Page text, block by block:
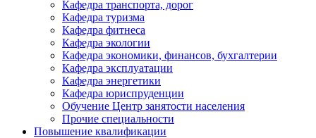
Кафедра транспорта, дорог
Кафедра туризма
Кафедра фитнеса
Кафедра экологии
Кафедра экономики, финансов, бухгалтерии
Кафедра эксплуатации
Кафедра энергетики
Кафедра юриспруденции
Обучение Центр занятости населения
Прочие специальности
Повышение квалификации